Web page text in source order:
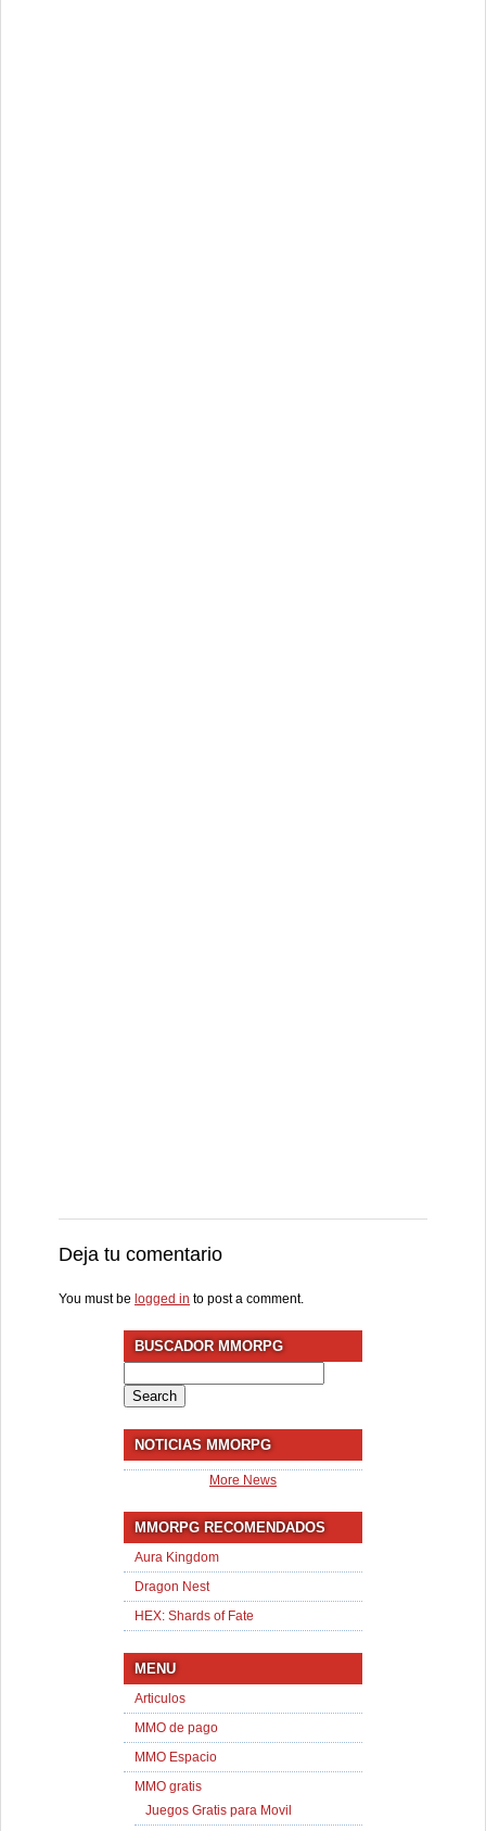
Deja tu comentario
You must be logged in to post a comment.
BUSCADOR MMORPG
for:
NOTICIAS MMORPG
More News
MMORPG RECOMENDADOS
Aura Kingdom
Dragon Nest
HEX: Shards of Fate
MENU
Articulos
MMO de pago
MMO Espacio
MMO gratis
Juegos Gratis para Movil